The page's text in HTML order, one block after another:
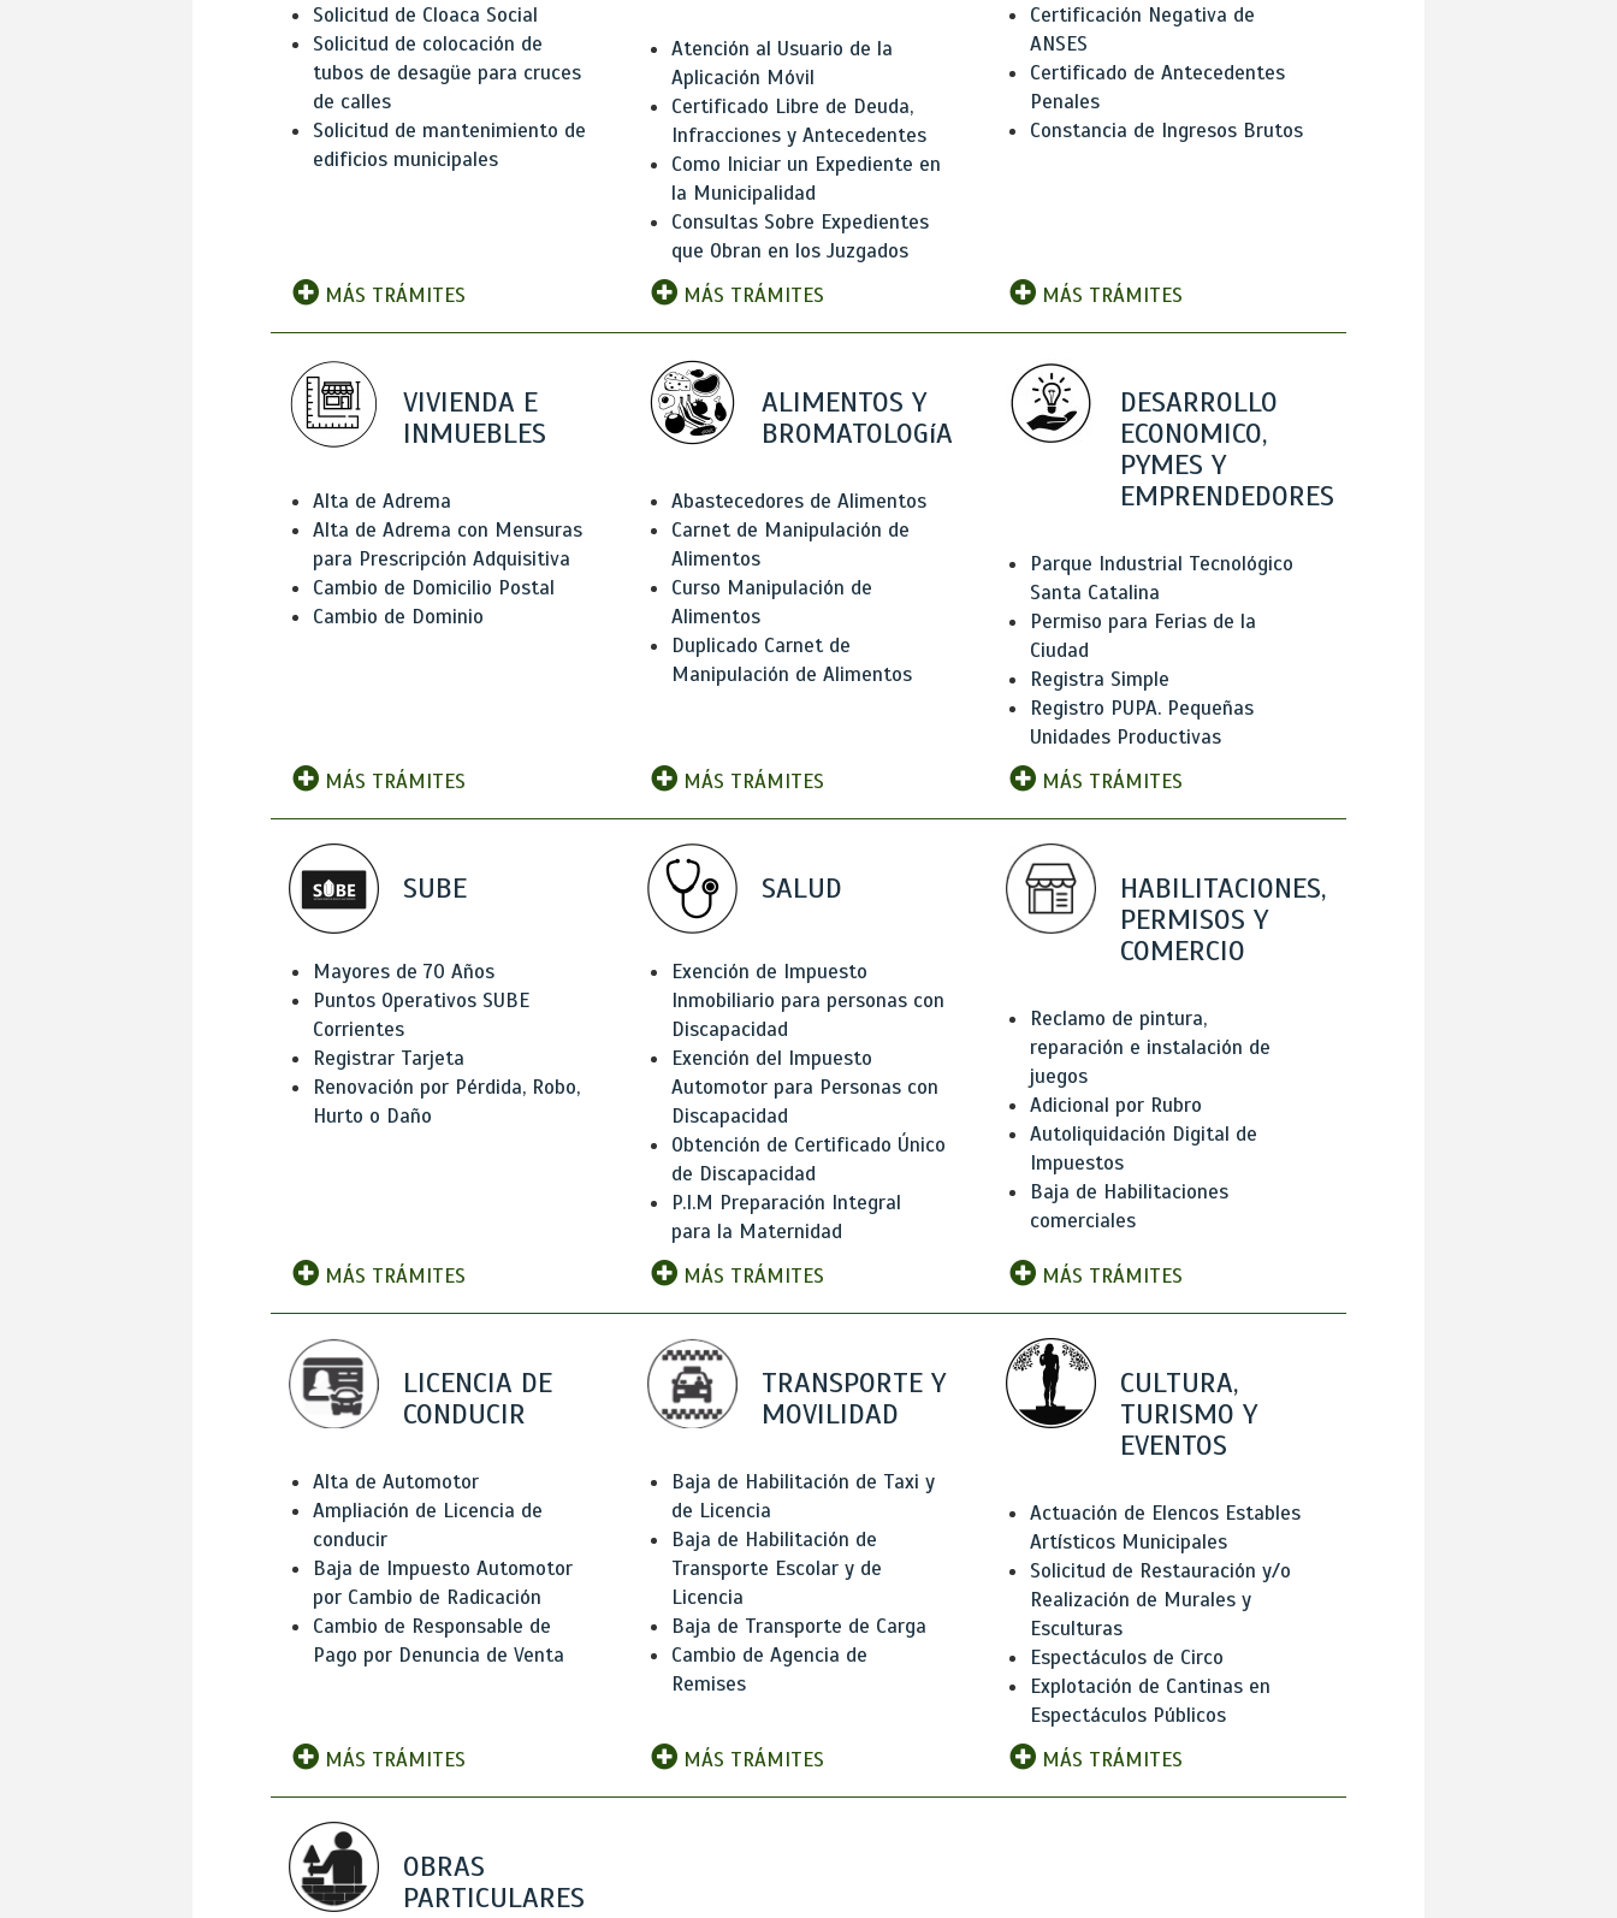
Solicitud de Cloaca Social
Solicitud de colocación de
tubos de desagüe para cruces
de calles
Solicitud de mantenimiento de
edificios municipales
MÁS TRÁMITES
Atención al Usuario de la
Aplicación Móvil
Certificado Libre de Deuda,
Infracciones y Antecedentes
Como Iniciar un Expediente en
la Municipalidad
Consultas Sobre Expedientes
que Obran en los Juzgados
MÁS TRÁMITES
Certificación Negativa de
ANSES
Certificado de Antecedentes
Penales
Constancia de Ingresos Brutos
MÁS TRÁMITES
VIVIENDA E
INMUEBLES
Alta de Adrema
Alta de Adrema con Mensuras
para Prescripción Adquisitiva
Cambio de Domicilio Postal
Cambio de Dominio
MÁS TRÁMITES
ALIMENTOS Y
BROMATOLOGíA
Abastecedores de Alimentos
Carnet de Manipulación de
Alimentos
Curso Manipulación de
Alimentos
Duplicado Carnet de
Manipulación de Alimentos
MÁS TRÁMITES
DESARROLLO
ECONOMICO,
PYMES Y
EMPRENDEDORES
Parque Industrial Tecnológico
Santa Catalina
Permiso para Ferias de la
Ciudad
Registra Simple
Registro PUPA. Pequeñas
Unidades Productivas
MÁS TRÁMITES
SUBE
Mayores de 70 Años
Puntos Operativos SUBE
Corrientes
Registrar Tarjeta
Renovación por Pérdida, Robo,
Hurto o Daño
MÁS TRÁMITES
SALUD
Exención de Impuesto
Inmobiliario para personas con
Discapacidad
Exención del Impuesto
Automotor para Personas con
Discapacidad
Obtención de Certificado Único
de Discapacidad
P.I.M Preparación Integral
para la Maternidad
MÁS TRÁMITES
HABILITACIONES,
PERMISOS Y
COMERCIO
Reclamo de pintura,
reparación e instalación de
juegos
Adicional por Rubro
Autoliquidación Digital de
Impuestos
Baja de Habilitaciones
comerciales
MÁS TRÁMITES
LICENCIA DE
CONDUCIR
Alta de Automotor
Ampliación de Licencia de
conducir
Baja de Impuesto Automotor
por Cambio de Radicación
Cambio de Responsable de
Pago por Denuncia de Venta
MÁS TRÁMITES
TRANSPORTE Y
MOVILIDAD
Baja de Habilitación de Taxi y
de Licencia
Baja de Habilitación de
Transporte Escolar y de
Licencia
Baja de Transporte de Carga
Cambio de Agencia de
Remises
MÁS TRÁMITES
CULTURA,
TURISMO Y
EVENTOS
Actuación de Elencos Estables
Artísticos Municipales
Solicitud de Restauración y/o
Realización de Murales y
Esculturas
Espectáculos de Circo
Explotación de Cantinas en
Espectáculos Públicos
MÁS TRÁMITES
OBRAS
PARTICULARES